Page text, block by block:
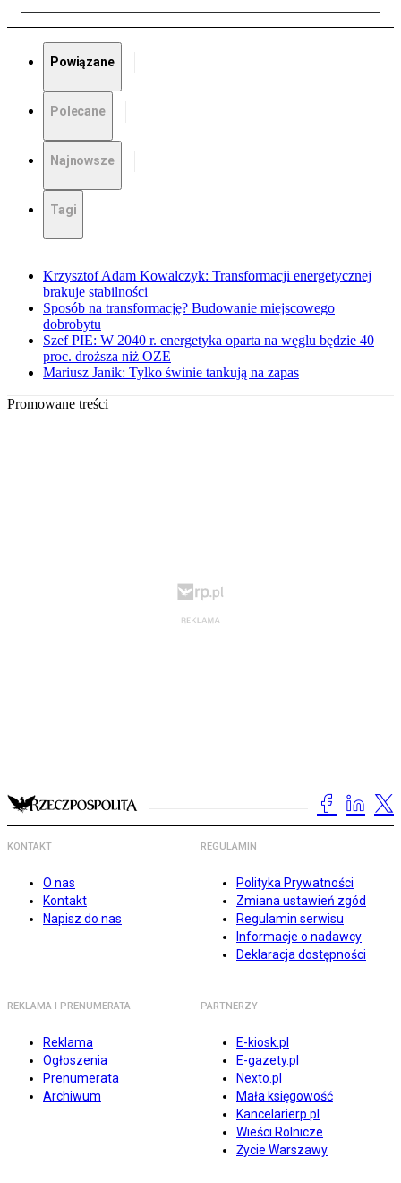
Powiązane
Polecane
Najnowsze
Tagi
Krzysztof Adam Kowalczyk: Transformacji energetycznej
brakuje stabilności
Sposób na transformację? Budowanie miejscowego
dobrobytu
Szef PIE: W 2040 r. energetyka oparta na węglu będzie 40
proc. droższa niż OZE
Mariusz Janik: Tylko świnie tankują na zapas
Promowane treści
KONTAKT
O nas
Kontakt
Napisz do nas
REGULAMIN
Polityka Prywatności
Zmiana ustawień zgód
Regulamin serwisu
Informacje o nadawcy
Deklaracja dostępności
REKLAMA I PRENUMERATA
Reklama
Ogłoszenia
Prenumerata
Archiwum
PARTNERZY
E-kiosk.pl
E-gazety.pl
Nexto.pl
Mała księgowość
Kancelarierp.pl
Wieści Rolnicze
Życie Warszawy